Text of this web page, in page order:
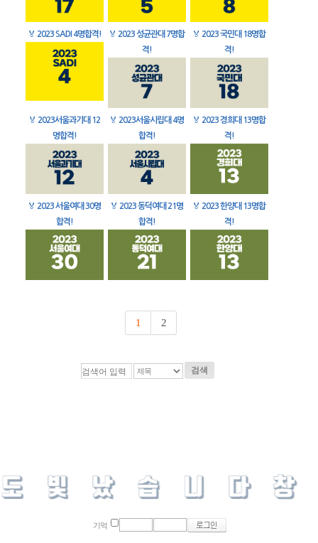
🏅 2023 SADI 4명합격! 🏅 2023 성균관대 7명합
격!
🏅 2023 국민대 18명합
격!
🏅 2023서울과기대 12
명합격!
🏅 2023서울시립대 4명
합격!
🏅 2023 경희대 13명합
격!
🏅 2023 서울여대 30명
합격!
🏅 2023 동덕여대 21명
합격!
🏅 2023 한양대 13명합
격!
1 2
검색
기억